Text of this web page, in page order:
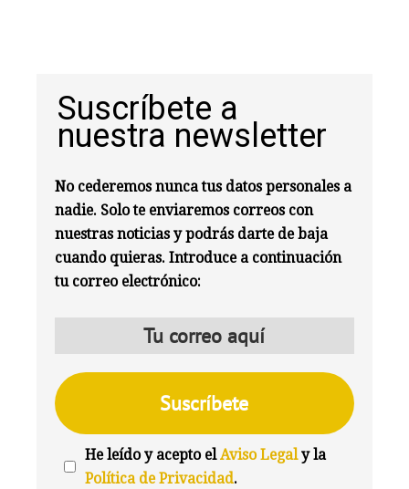
Suscríbete a
nuestra newsletter
No cederemos nunca tus datos personales a
nadie. Solo te enviaremos correos con
nuestras noticias y podrás darte de baja
cuando quieras. Introduce a continuación
tu correo electrónico:
He leído y acepto elAviso Legaly la
Política de Privacidad.